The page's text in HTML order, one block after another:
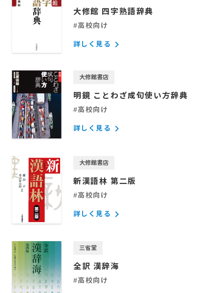
大修館 四字熟語辞典
#高校向け
詳しく見る keyboard_arrow_right
大修館書店
明鏡 ことわざ成句使い方辞典
#高校向け
詳しく見る keyboard_arrow_right
大修館書店
新漢語林 第二版
#高校向け
詳しく見る keyboard_arrow_right
三省堂
全訳 漢辞海
#高校向け